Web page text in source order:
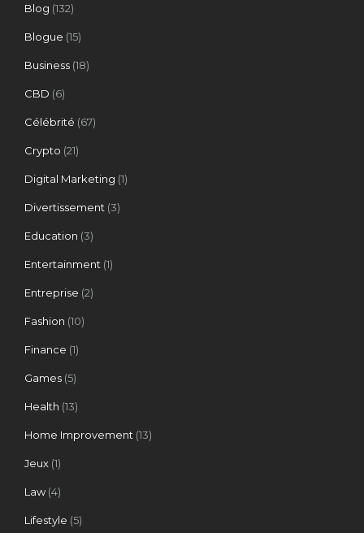
Blog (132)
Blogue (15)
Business (18)
CBD (6)
Célébrité (67)
Crypto (21)
Digital Marketing (1)
Divertissement (3)
Education (3)
Entertainment (1)
Entreprise (2)
Fashion (10)
Finance (1)
Games (5)
Health (13)
Home Improvement (13)
Jeux (1)
Law(4)
Lifestyle (5)